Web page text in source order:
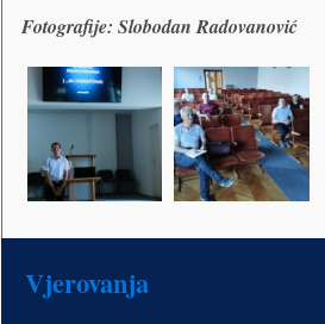
Fotografije: Slobodan Radovanović
Vjerovanja